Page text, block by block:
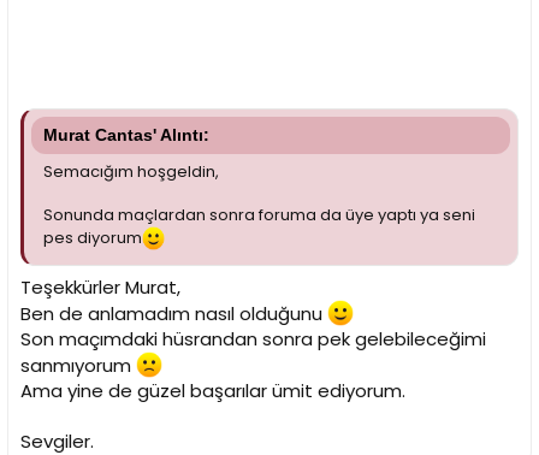
Murat Cantas' Alıntı:
Semacığım hoşgeldin,
Sonunda maçlardan sonra foruma da üye yaptı ya seni
pes diyorum
Teşekkürler Murat,
Ben de anlamadım nasıl olduğunu
Son maçımdaki hüsrandan sonra pek gelebileceğimi
sanmıyorum
Ama yine de güzel başarılar ümit ediyorum.
Sevgiler.